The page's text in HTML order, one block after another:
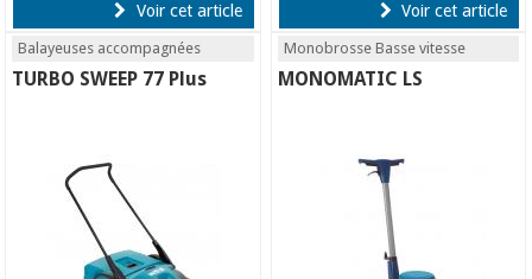
Voir cet article Voir cet article
Balayeuses accompagnées
TURBO SWEEP 77 Plus
Monobrosse Basse vitesse
MONOMATIC LS